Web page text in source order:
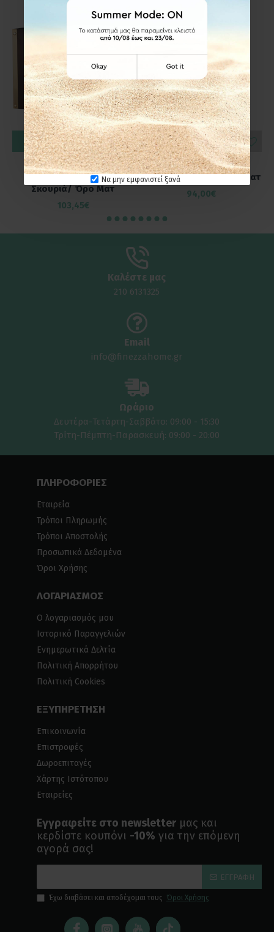
Να μην εμφανιστεί ξανά
Ξυλιέρα 37x37X32εκ.,
Zogometal K31 Αντικέ
Σκουριά/ Όρο Ματ
103,45€
ΚΑΛΆΘΙ
Ξυλιέρα 37x37X32εκ.,
Zogometal K31 Μαύρο Ματ
94,00€
ΚΑΛΆΘΙ
Καλέστε μας
210 6131325
Email
info@finezzahome.gr
Ωράριο
Δευτέρα-Τετάρτη-Σαββάτο: 09:00 - 15:30
Τρίτη-Πέμπτη-Παρασκευή: 09:00 - 20:00
ΠΛΗΡΟΦΟΡΙΕΣ
Εταιρεία
Τρόποι Πληρωμής
Τρόποι Αποστολής
Προσωπικά Δεδομένα
Όροι Χρήσης
ΛΟΓΑΡΙΑΣΜΟΣ
Ο λογαριασμός μου
Ιστορικό Παραγγελιών
Ενημερωτικά Δελτία
Πολιτική Απορρήτου
Πολιτική Cookies
ΕΞΥΠΗΡΕΤΗΣΗ
Επικοινωνία
Επιστροφές
Δωροεπιταγές
Χάρτης Ιστότοπου
Εταιρείες
Εγγραφείτε στο newsletter μας και
κερδίστε κουπόνι -10% για την επόμενη
αγορά σας!
ΕΓΓΡΑΦΉ
Έχω διαβάσει και αποδέχομαι τους Όροι Χρήσης